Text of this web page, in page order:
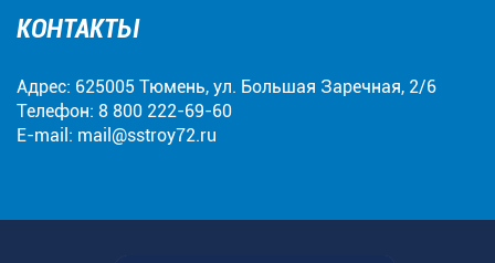
КОНТАКТЫ
Адрес: 625005 Тюмень, ул. Большая Заречная, 2/6
Телефон: 8 800 222-69-60
E-mail: mail@sstroy72.ru